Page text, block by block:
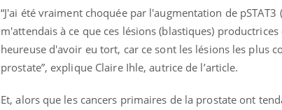
“J'ai été vraiment choquée par l'augmentation de
m'attendais à ce que ces lésions (blastiques)
heureuse d'avoir eu tort, car ce sont les lésions les plus
prostate”, explique Claire Ihle, autrice de l’article.
Et, alors que les cancers primaires de la prostate ont